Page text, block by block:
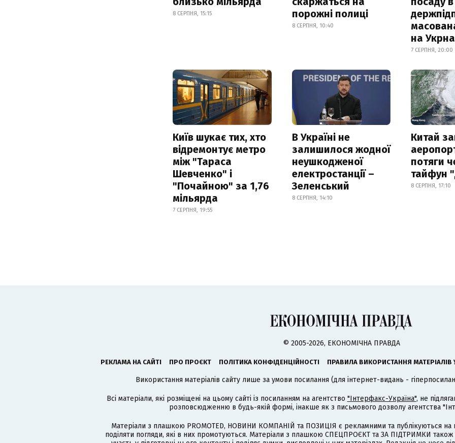
8 СЕРПНЯ, 15:15
порожні полиці
8 СЕРПНЯ, 10:40
на
7 СЕРПНЯ, 20:00
Київ шукає тих, хто
відремонтує метро
між "Тараса
Шевченко" і
"Почайною" за 1,76
мільярда
7 СЕРПНЯ, 19:55
В Україні не
залишилося жодної
неушкодженої
електростанції –
Зеленський
8 СЕРПНЯ, 14:10
Китай
потяги
тайфун
8 СЕРПНЯ, 17:10
© 2005-2026, ЕКОНОМІЧНА ПРАВДА
РЕКЛАМА НА САЙТІ ПРО ПРОЄКТ ПОЛІТИКА КОНФІДЕНЦІЙНОСТІ ПРАВИЛА ВИКОРИСТАННЯ МАТЕРІАЛІВ
Використання матеріалів сайту лише за умови посилання (для інтернет-видань -
Всі матеріали, які розміщені на цьому сайті із посиланням на агентство "Інтерфакс-Україна", не
розповсюдженню в будь-якій формі, інакше як з письмового дозволу агентства
Матеріали з плашкою PROMOTED, НОВИНИ КОМПАНІЙ та ПОЗИЦІЯ є рекламними та публікуються на
поділяти погляди, які в них промотуються. Матеріали з плашкою СПЕЦПРОЄКТ та ЗА ПІДТРИМКИ